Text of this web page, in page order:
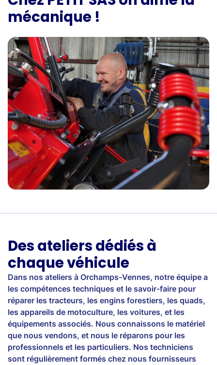
mécanique !
Des ateliers dédiés à
chaque véhicule
Dans nos ateliers à Orchamps-Vennes, notre équipe a
les compétences techniques et le savoir-faire pour
réparer les tracteurs, les engins forestiers, les quads,
les appareils de motoculture, les voitures, et les
équipements associés. Nous connaissons le matériel
que nous vendons, et nous le réparons pour les
professionnels et les particuliers. Nos techniciens
sont régulièrement formés chez nous fournisseurs